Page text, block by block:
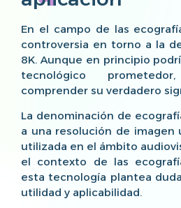
En el campo de las
controversia en torno a la
8K. Aunque en principio
tecnológico
comprender su verdadero
La denominación de
a una resolución de imagen
utilizada en el ámbito
el contexto de las
esta tecnología plantea
utilidad y aplicabilidad.